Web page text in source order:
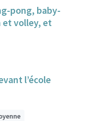
pong, baby-
volley, et
l’école